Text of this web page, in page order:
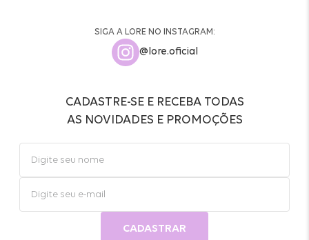
SIGA A LORE NO INSTAGRAM:
@lore.oficial
CADASTRE-SE E RECEBA TODAS
AS NOVIDADES E PROMOÇÕES
CADASTRAR